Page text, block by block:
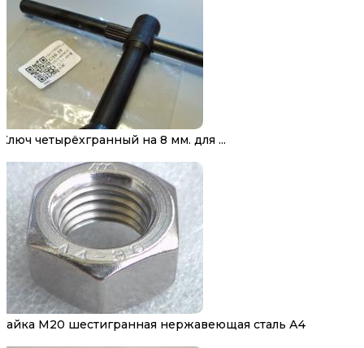
Ключ четырёхгранный на 8 мм. для ...
Гайка М20 шестигранная нержавеющая сталь А4